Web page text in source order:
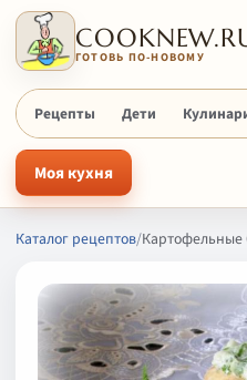
ГОТОВЬ ПО-НОВОМУ
Рецепты Дети
Моя кухня
Каталог рецептов/